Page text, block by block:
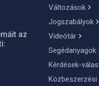
az
Változások
Jogszabályok
Videótár
Segédanyagok
Kérdések-
Közbeszerzési